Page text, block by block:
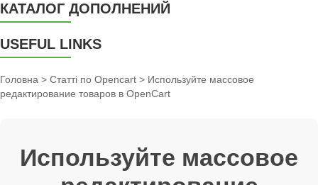
КАТАЛОГ ДОПОЛНЕНИЙ
USEFUL LINKS
Головна > Статті по Opencart > Используйте массовое
редактирование товаров в OpenCart
Используйте массовое